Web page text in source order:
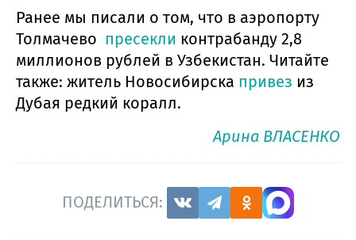
Ранее мы писали о том, что в аэропорту
Толмачево пресекли контрабанду 2,8
миллионов рублей в Узбекистан. Читайте
также: житель Новосибирска привез из
Дубая редкий коралл.
Арина ВЛАСЕНКО
ПОДЕЛИТЬСЯ: